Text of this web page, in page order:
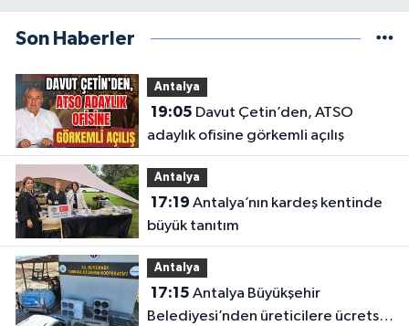
Son Haberler
Antalya
19:05
adaylık ofisine görkemli açılış
Antalya
17:19
büyük tanıtım
Antalya
17:15
Belediyesi’nden üreticilere ücretsiz